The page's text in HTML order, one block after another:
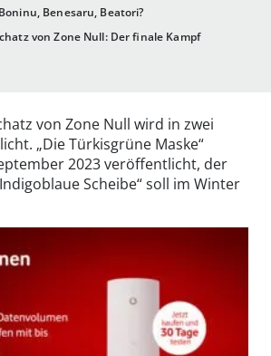
Benesaru, Beatori?
von Zone Null: Der finale Kampf
von Zone Null wird in zwei
„Die Türkisgrüne Maske“
2023 veröffentlicht, der
Scheibe“ soll im Winter